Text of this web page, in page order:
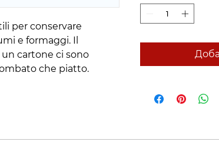
per conservare
e formaggi. Il
cartone ci sono
che piatto.